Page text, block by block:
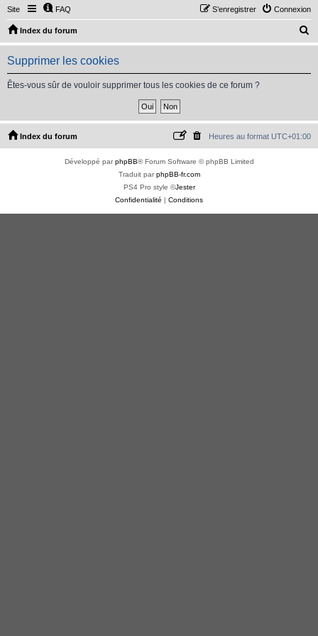
Site FAQ Connexion
S’enregistrer
Index du forum
e
h
Supprimer les cookies
Êtes-vous sûr de vouloir supprimer tous les cookies de ce forum ?
Index du forum Heures au format UTC+01:00
Développé parphpBB® Forum Software © phpBB Limited
Traduit parphpBB-fr.com
PS4 Pro style ©Jester
Confidentialité | Conditions